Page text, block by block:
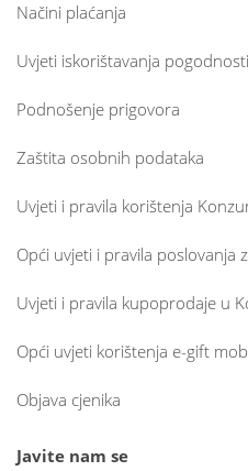
Načini plaćanja
Uvjeti iskorištavanja pogodnosti
Podnošenje prigovora
Zaštita osobnih podataka
Uvjeti i pravila korištenja
Opći uvjeti i pravila poslovanja
Uvjeti i pravila kupoprodaje u
Opći uvjeti korištenja e-gift
Objava cjenika
Javite nam se